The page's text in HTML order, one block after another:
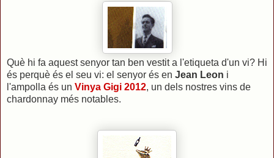
Què hi fa aquest senyor tan ben vestit a l'etiqueta d'un vi? Hi
és perquè és el seu vi: el senyor és en Jean Leon i
l'ampolla és un Vinya Gigi 2012, un dels nostres vins de
chardonnay més notables.